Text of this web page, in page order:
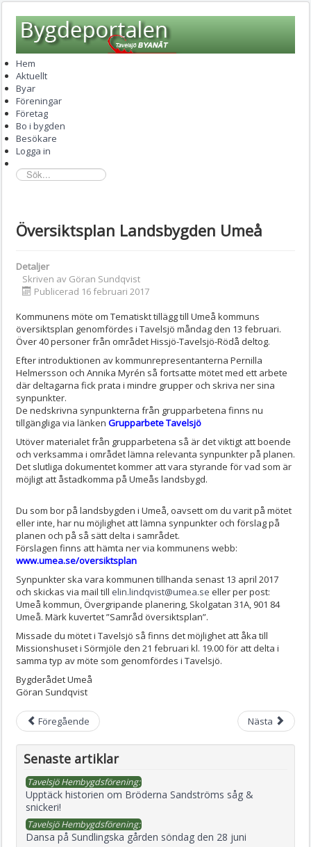
Hem
Aktuellt
Byar
Föreningar
Företag
Bo i bygden
Besökare
Logga in
sök...
Översiktsplan Landsbygden Umeå
Detaljer
Skriven av Göran Sundqvist
Publicerad 16 februari 2017
Kommunens möte om Tematiskt tillägg till Umeå kommuns
översiktsplan genomfördes i Tavelsjö måndag den 13 februari.
Över 40 personer från området Hissjö-Tavelsjö-Rödå deltog.
Efter introduktionen av kommunrepresentanterna Pernilla
Helmersson och Annika Myrén så fortsatte mötet med ett arbete
där deltagarna fick prata i mindre grupper och skriva ner sina
synpunkter.
De nedskrivna synpunkterna från grupparbetena finns nu
tillgängliga via länken Grupparbete Tavelsjö
Utöver materialet från grupparbetena så är det viktigt att boende
och verksamma i området lämna relevanta synpunkter på planen.
Det slutliga dokumentet kommer att vara styrande för vad som är
möjligt att åstadkomma på Umeås landsbygd.
Du som bor på landsbygden i Umeå, oavsett om du varit på mötet
eller inte, har nu möjlighet att lämna synpunkter och förslag på
planen och på så sätt delta i samrådet.
Förslagen finns att hämta ner via kommunens webb:
www.umea.se/oversiktsplan
Synpunkter ska vara kommunen tillhanda senast 13 april 2017
och skickas via mail till elin.lindqvist@umea.se eller per post:
Umeå kommun, Övergripande planering, Skolgatan 31A, 901 84
Umeå. Märk kuvertet ”Samråd översiktsplan”.
Missade du mötet i Tavelsjö så finns det möjlighet att åka till
Missionshuset i Sörmjöle den 21 februari kl. 19.00 för att delta i
samma typ av möte som genomfördes i Tavelsjö.
Bygderådet Umeå
Göran Sundqvist
Föregående Nästa
Senaste artiklar
Tavelsjö Hembygdsförening:
Upptäck historien om Bröderna Sandströms såg &
snickeri!
Tavelsjö Hembygdsförening:
Dansa på Sundlingska gården söndag den 28 juni